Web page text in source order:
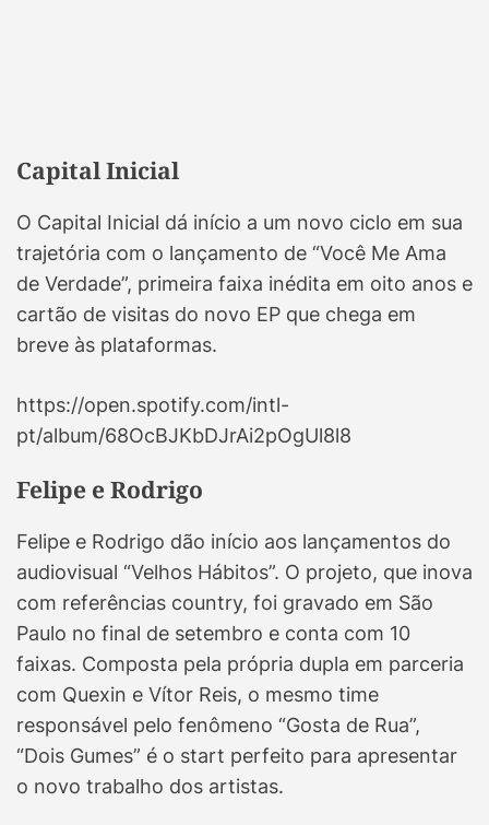
Capital Inicial
O Capital Inicial dá início a um novo ciclo em sua
trajetória com o lançamento de “Você Me Ama
de Verdade”, primeira faixa inédita em oito anos e
cartão de visitas do novo EP que chega em
breve às plataformas.
https://open.spotify.com/intl-
pt/album/68OcBJKbDJrAi2pOgUl8l8
Felipe e Rodrigo
Felipe e Rodrigo dão início aos lançamentos do
audiovisual “Velhos Hábitos”. O projeto, que inova
com referências country, foi gravado em São
Paulo no final de setembro e conta com 10
faixas. Composta pela própria dupla em parceria
com Quexin e Vítor Reis, o mesmo time
responsável pelo fenômeno “Gosta de Rua”,
“Dois Gumes” é o start perfeito para apresentar
o novo trabalho dos artistas.